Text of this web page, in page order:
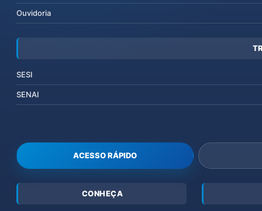
Ouvidoria
SESI
SENAI
ACESSO RÁPIDO
CONHEÇA